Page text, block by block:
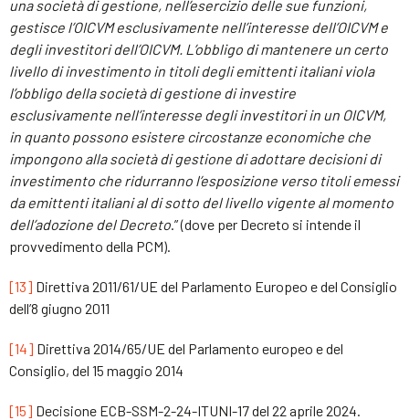
una società di gestione, nell’esercizio delle sue funzioni,
gestisce l’OICVM esclusivamente nell’interesse dell’OICVM e
degli investitori dell’OICVM. L’obbligo di mantenere un certo
livello di investimento in titoli degli emittenti italiani viola
l’obbligo della società di gestione di investire
esclusivamente nell’interesse degli investitori in un OICVM,
in quanto possono esistere circostanze economiche che
impongono alla società di gestione di adottare decisioni di
investimento che ridurranno l’esposizione verso titoli emessi
da emittenti italiani al di sotto del livello vigente al momento
dell’adozione del Decreto.” (dove per Decreto si intende il
provvedimento della PCM).
[13] Direttiva 2011/61/UE del Parlamento Europeo e del Consiglio
dell’8 giugno 2011
[14] Direttiva 2014/65/UE del Parlamento europeo e del
Consiglio, del 15 maggio 2014
[15] Decisione ECB-SSM-2-24-ITUNI-17 del 22 aprile 2024.